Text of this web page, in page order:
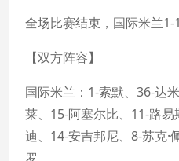
全场比赛结束，国际米兰1-1
【双方阵容】
国际米兰：1-索默、36-达
莱、15-阿塞尔比、11-路易
迪、14-安吉邦尼、8-苏克·